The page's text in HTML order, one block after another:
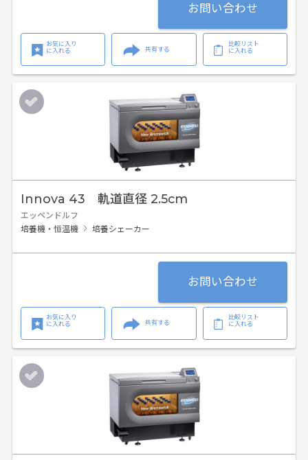
お問い合わせ
お気に入り
に入れる
共有する
比較リスト
に入れる
Innova 43 軌道直径 2.5cm
エッペンドルフ
培養機・恒温機
培養シェーカー
お問い合わせ
お気に入り
に入れる
共有する
比較リスト
に入れる